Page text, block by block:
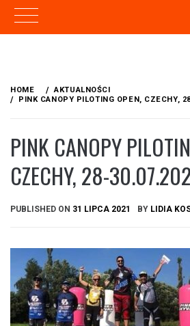
content
HOME
AKTUALNOŚCI
PINK CANOPY PILOTING OPEN, CZECHY,
PINK CANOPY
CZECHY, 28-
PUBLISHED ON 31 LIPCA 2021 BY LIDIA